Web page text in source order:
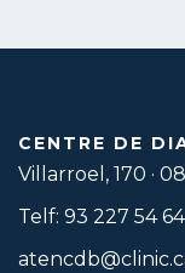
CENTRE DE
Villarroel, 170 ·
Telf: 93 227 54 64